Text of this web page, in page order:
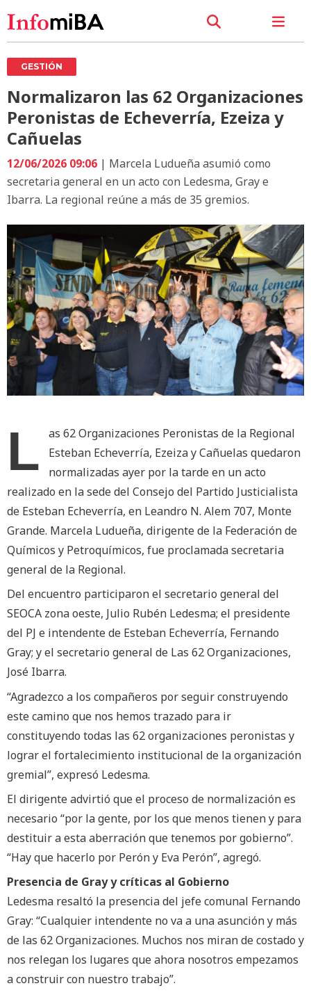
GESTIÓN
Normalizaron las 62 Organizaciones
Peronistas de Echeverría, Ezeiza y
Cañuelas
12/06/2026 09:06 | Marcela Ludueña asumió como
secretaria general en un acto con Ledesma, Gray e
Ibarra. La regional reúne a más de 35 gremios.
L
as 62 Organizaciones Peronistas de la Regional
Esteban Echeverría, Ezeiza y Cañuelas quedaron
normalizadas ayer por la tarde en un acto
realizado en la sede del Consejo del Partido Justicialista
de Esteban Echeverría, en Leandro N. Alem 707, Monte
Grande. Marcela Ludueña, dirigente de la Federación de
Químicos y Petroquímicos, fue proclamada secretaria
general de la Regional.
Del encuentro participaron el secretario general del
SEOCA zona oeste, Julio Rubén Ledesma; el presidente
del PJ e intendente de Esteban Echeverría, Fernando
Gray; y el secretario general de Las 62 Organizaciones,
José Ibarra.
“Agradezco a los compañeros por seguir construyendo
este camino que nos hemos trazado para ir
constituyendo todas las 62 organizaciones peronistas y
lograr el fortalecimiento institucional de la organización
gremial”, expresó Ledesma.
El dirigente advirtió que el proceso de normalización es
necesario “por la gente, por los que menos tienen y para
destituir a esta aberración que tenemos por gobierno”.
“Hay que hacerlo por Perón y Eva Perón”, agregó.
Presencia de Gray y críticas al Gobierno
Ledesma resaltó la presencia del jefe comunal Fernando
Gray: “Cualquier intendente no va a una asunción y más
de las 62 Organizaciones. Muchos nos miran de costado y
nos relegan los lugares que ahora nosotros empezamos
a construir con nuestro trabajo”.